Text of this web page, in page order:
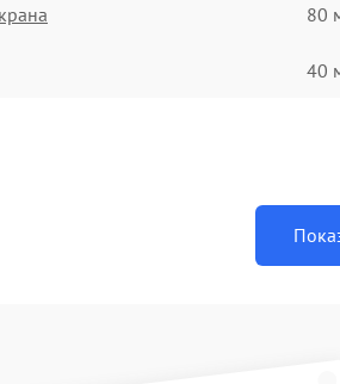
80
40